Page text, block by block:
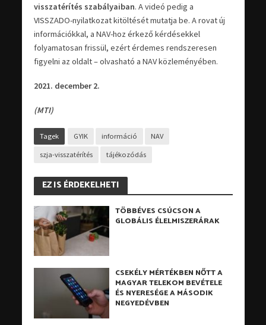
visszatérítés szabályaiban. A videó pedig a
VISSZADO-nyilatkozat kitöltését mutatja be. A rovat új
információkkal, a NAV-hoz érkező kérdésekkel
folyamatosan frissül, ezért érdemes rendszeresen
figyelni az oldalt – olvasható a NAV közleményében.
2021. december 2.
(MTI)
Tagek GYIK információ NAV
szja-visszatérítés tájékozódás
EZ IS ÉRDEKELHETI
TÖBBÉVES CSÚCSON A
GLOBÁLIS ÉLELMISZERÁRAK
CSEKÉLY MÉRTÉKBEN NŐTT A
MAGYAR TELEKOM BEVÉTELE
ÉS NYERESÉGE A MÁSODIK
NEGYEDÉVBEN